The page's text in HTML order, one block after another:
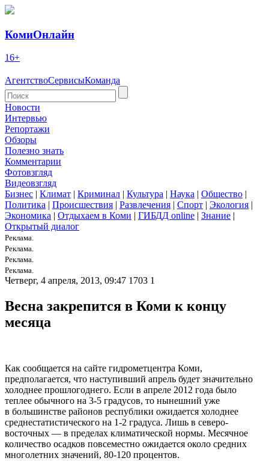
КомиОнлайн
16+
АгентствоСервисыКоманда
Новости
Интервью
Репортажи
Обзоры
Полезно знать
Комментарии
Фотовзгляд
Видеовзгляд
Бизнес | Климат | Криминал | Культура | Наука | Общество |
Политика | Происшествия | Развлечения | Спорт | Экология |
Экономика | Отдыхаем в Коми | ГИБДД online | Знание |
Открытый диалог
Реклама.
Реклама.
Реклама.
Реклама.
Четверг, 4 апреля, 2013, 09:47 1703 1
Весна закрепится в Коми к концу
месяца
Как сообщается на сайте гидрометцентра Коми,
предполагается, что наступивший апрель будет значительно
холоднее прошлогоднего. Если в апреле 2012 года было
теплее обычного на 3-5 градусов, то нынешний уже
в большинстве районов республики ожидается холоднее
среднестатистического на 1-2 градуса. Лишь в северо-
восточных — в пределах климатической нормы. Месячное
количество осадков повсеместно ожидается около средних
многолетних значений, 80-120 процентов.